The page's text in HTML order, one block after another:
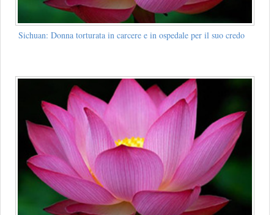
Sichuan: Donna torturata in carcere e in ospedale per il suo credo